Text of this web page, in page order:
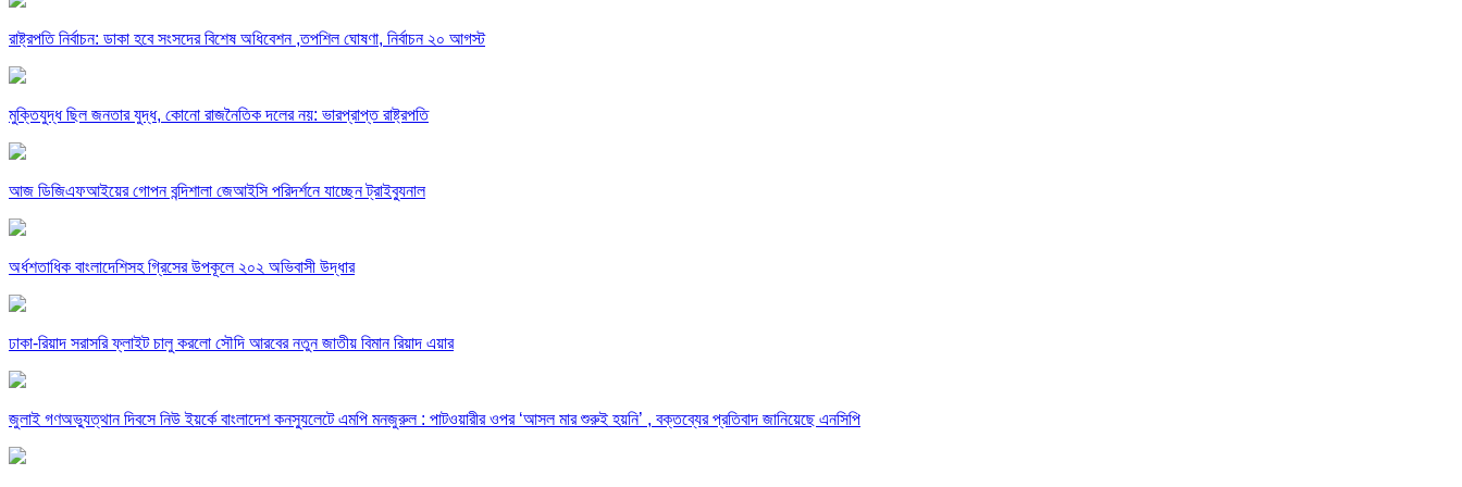
রাষ্ট্রপতি নির্বাচন: ডাকা হবে সংসদের বিশেষ অধিবেশন ,তপশিল ঘোষণা, নির্বাচন ২০ আগস্ট
মুক্তিযুদ্ধ ছিল জনতার যুদ্ধ, কোনো রাজনৈতিক দলের নয়: ভারপ্রাপ্ত রাষ্ট্রপতি
আজ ডিজিএফআইয়ের গোপন বন্দিশালা জেআইসি পরিদর্শনে যাচ্ছেন ট্রাইব্যুনাল
অর্ধশতাধিক বাংলাদেশিসহ গ্রিসের উপকূলে ২০২ অভিবাসী উদ্ধার
ঢাকা-রিয়াদ সরাসরি ফ্লাইট চালু করলো সৌদি আরবের নতুন জাতীয় বিমান রিয়াদ এয়ার
জুলাই গণঅভ্যুত্থান দিবসে নিউ ইয়র্কে বাংলাদেশ কনস্যুলেটে এমপি মনজুরুল : পাটওয়ারীর ওপর ‘আসল মার শুরুই হয়নি’ , বক্তব্যের প্রতিবাদ জানিয়েছে এনসিপি